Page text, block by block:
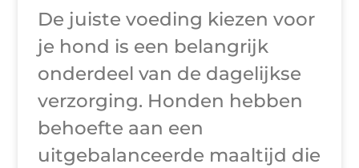
De juiste voeding kiezen voor
je hond is een belangrijk
onderdeel van de dagelijkse
verzorging. Honden hebben
behoefte aan een
uitgebalanceerde maaltijd die